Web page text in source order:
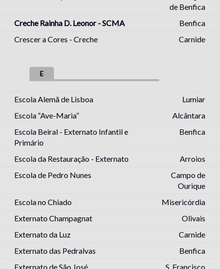
de Benfica
Creche Rainha D. Leonor - SCMA
Benfica
Crescer a Cores - Creche
Carnide
E
Escola Alemã de Lisboa
Lumiar
Escola “Ave-Maria”
Alcântara
Escola Beiral - Externato Infantil e
Primário
Benfica
Escola da Restauração - Externato
Arroios
Escola de Pedro Nunes
Campo de
Ourique
Escola no Chiado
Misericórdia
Externato Champagnat
Olivais
Externato da Luz
Carnide
Externato das Pedralvas
Benfica
Externato de São José
S. Francisco